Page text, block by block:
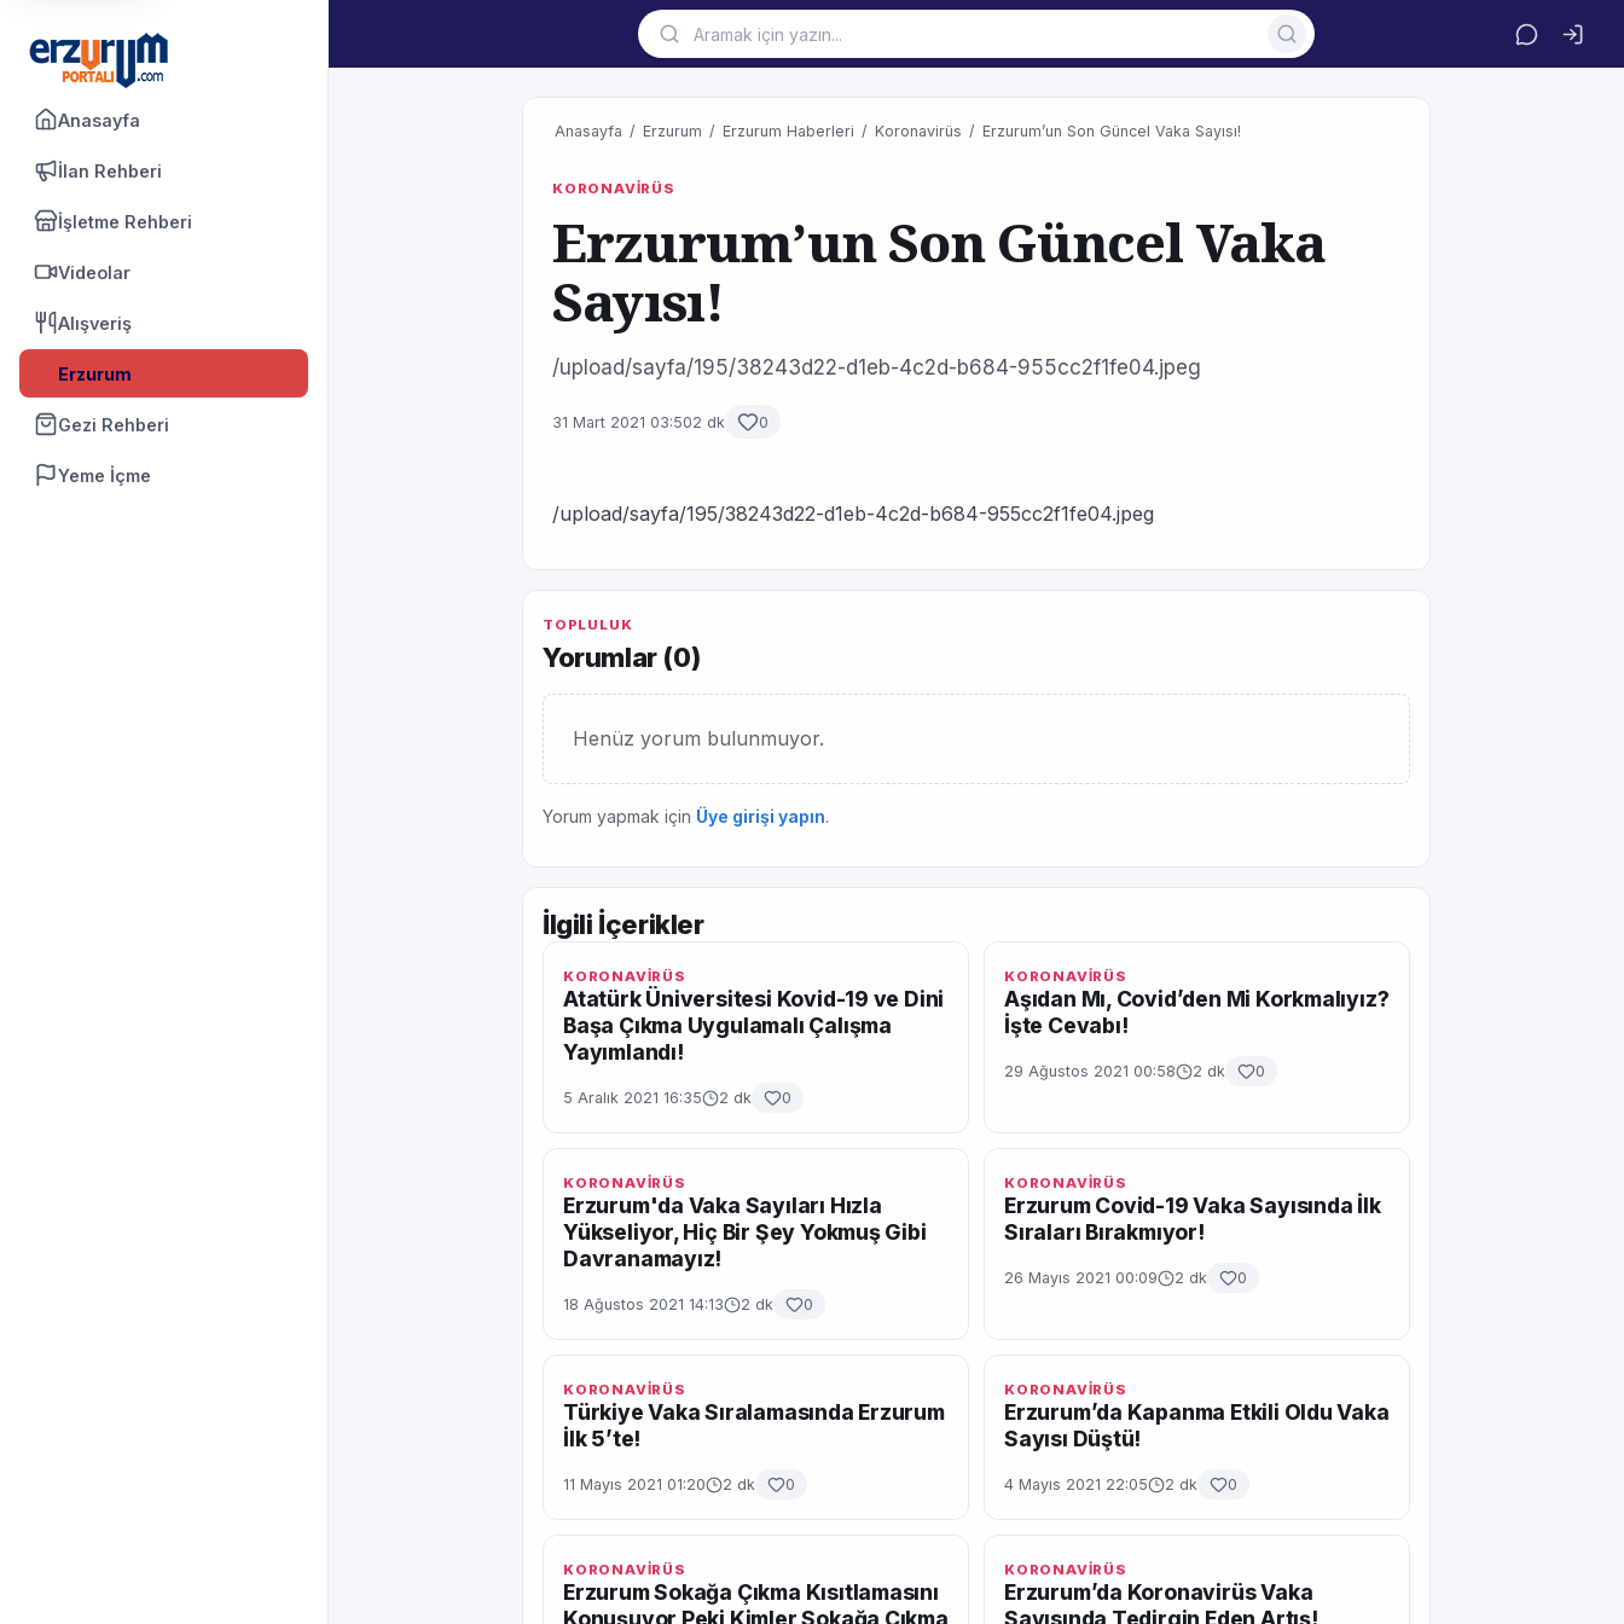
Anasayfa
İlan Rehberi
İşletme Rehberi
Videolar
Alışveriş
Erzurum
Gezi Rehberi
Yeme İçme
Anasayfa / Erzurum / Erzurum Haberleri / Koronavirüs / Erzurum’un Son Güncel Vaka Sayısı!
KORONAVİRÜS
Erzurum’un Son Güncel Vaka
Sayısı!
/upload/sayfa/195/38243d22-d1eb-4c2d-b684-955cc2f1fe04.jpeg
31 Mart 2021 03:502 dk 0
/upload/sayfa/195/38243d22-d1eb-4c2d-b684-955cc2f1fe04.jpeg
TOPLULUK
Yorumlar (0)
Henüz yorum bulunmuyor.
Yorum yapmak için Üye girişi yapın.
İlgili İçerikler
KORONAVİRÜS
Atatürk Üniversitesi Kovid-19 ve Dini
Başa Çıkma Uygulamalı Çalışma
Yayımlandı!
5 Aralık 2021 16:35 2 dk 0
KORONAVİRÜS
Aşıdan Mı, Covid’den Mi Korkmalıyız?
İşte Cevabı!
29 Ağustos 2021 00:58 2 dk 0
KORONAVİRÜS
Erzurum'da Vaka Sayıları Hızla
Yükseliyor, Hiç Bir Şey Yokmuş Gibi
Davranamayız!
18 Ağustos 2021 14:13 2 dk 0
KORONAVİRÜS
Erzurum Covid-19 Vaka Sayısında İlk
Sıraları Bırakmıyor!
26 Mayıs 2021 00:09 2 dk 0
KORONAVİRÜS
Türkiye Vaka Sıralamasında Erzurum
İlk 5’te!
11 Mayıs 2021 01:20 2 dk 0
KORONAVİRÜS
Erzurum’da Kapanma Etkili Oldu Vaka
Sayısı Düştü!
4 Mayıs 2021 22:05 2 dk 0
KORONAVİRÜS
Erzurum Sokağa Çıkma Kısıtlamasını
Konuşuyor Peki Kimler Sokağa Çıkma
KORONAVİRÜS
Erzurum’da Koronavirüs Vaka
Sayısında Tedirgin Eden Artış!